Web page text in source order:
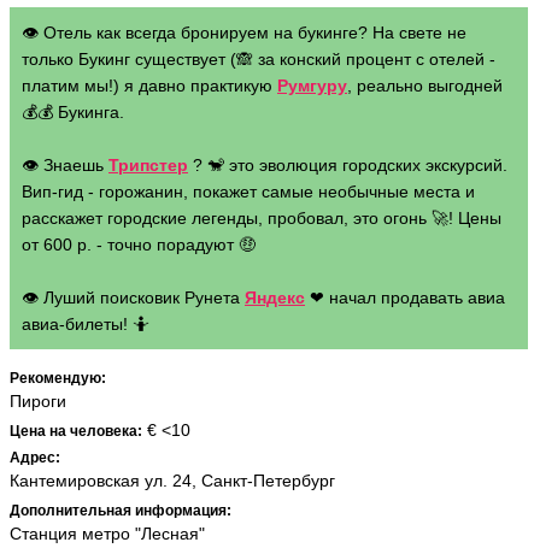
👁 Отель как всегда бронируем на букинге? На свете не
только Букинг существует (🙈 за конский процент с отелей -
платим мы!) я давно практикую Румгуру , реально выгодней
💰💰 Букинга.
👁 Знаешь Трипстер ? 🐒 это эволюция городских экскурсий.
Вип-гид - горожанин, покажет самые необычные места и
расскажет городские легенды, пробовал, это огонь 🚀! Цены
от 600 р. - точно порадуют 🤑
👁 Луший поисковик Рунета Яндекс ❤ начал продавать авиа
авиа-билеты! 🤷
Рекомендую:
Пироги
Цена на человека: € <10
Адрес:
Кантемировская ул. 24, Санкт-Петербург
Дополнительная информация:
Станция метро "Лесная"